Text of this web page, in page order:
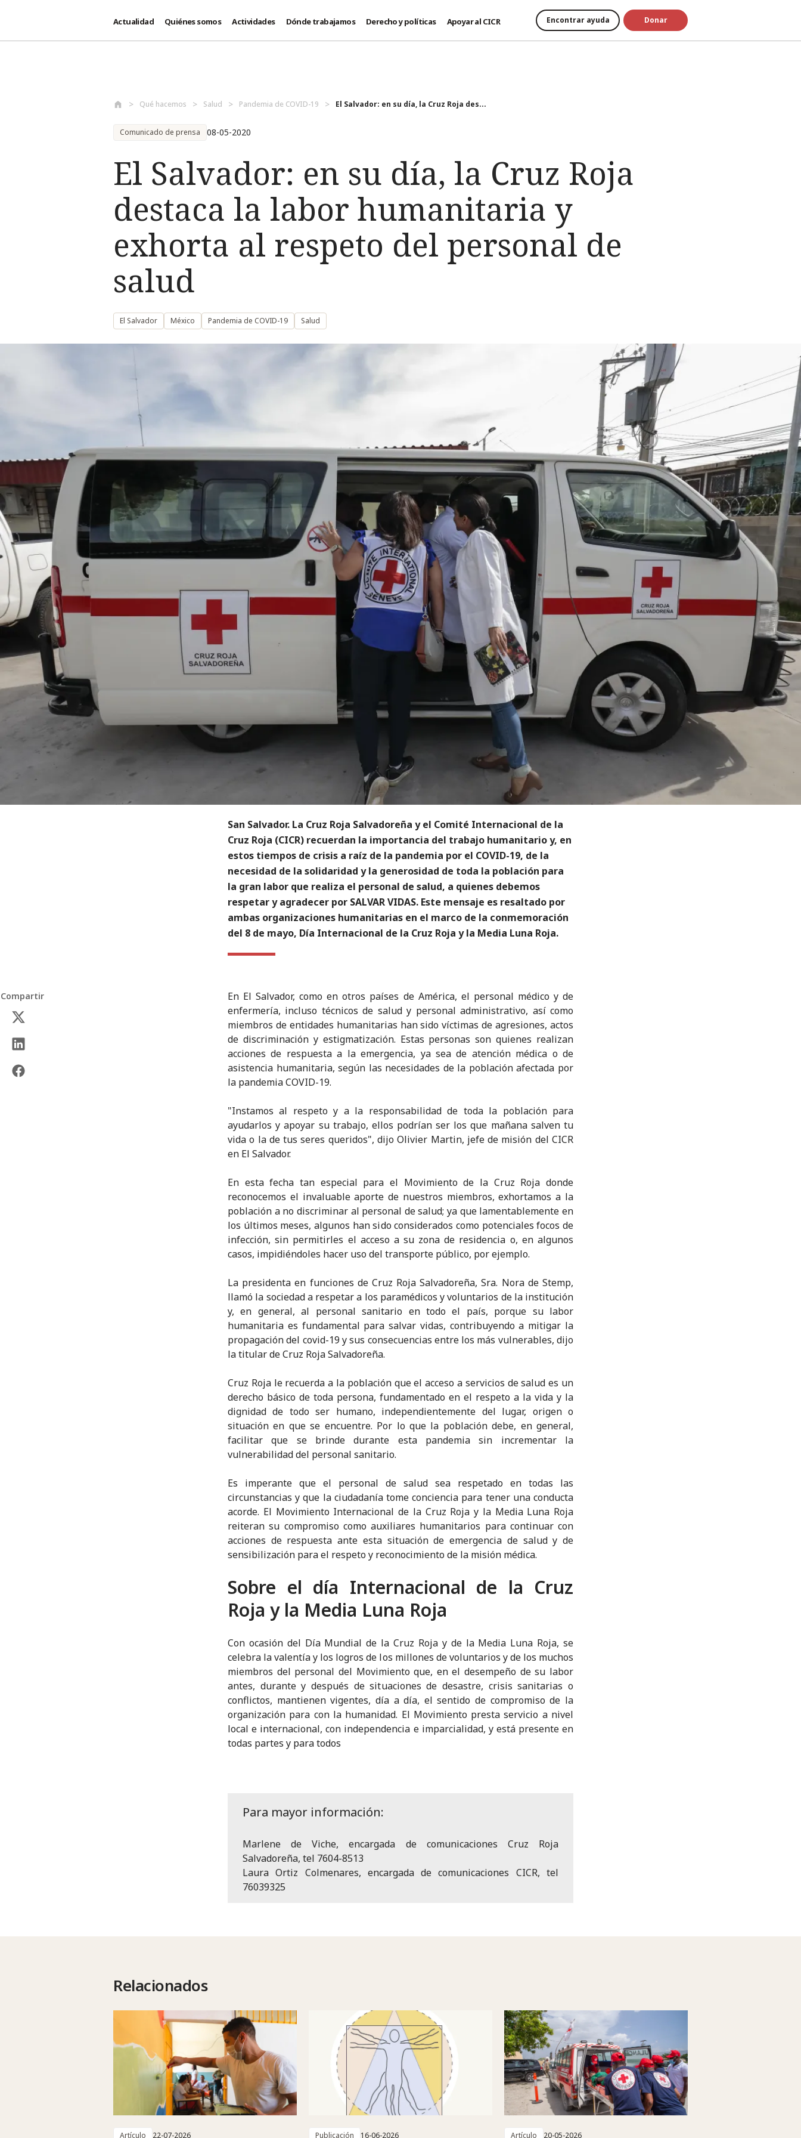
Actualidad Quiénes somos Actividades Dónde trabajamos Derecho y políticas Apoyar al CICR Encontrar ayuda Donar
Qué hacemos Salud Pandemia de COVID-19 El Salvador: en su día, la Cruz Roja des...
Comunicado de prensa 08-05-2020
El Salvador: en su día, la Cruz Roja
destaca la labor humanitaria y
exhorta al respeto del personal de
salud
El Salvador México Pandemia de COVID-19 Salud
San Salvador. La Cruz Roja Salvadoreña y el Comité Internacional de la
Cruz Roja (CICR) recuerdan la importancia del trabajo humanitario y, en
estos tiempos de crisis a raíz de la pandemia por el COVID-19, de la
necesidad de la solidaridad y la generosidad de toda la población para
la gran labor que realiza el personal de salud, a quienes debemos
respetar y agradecer por SALVAR VIDAS. Este mensaje es resaltado por
ambas organizaciones humanitarias en el marco de la conmemoración
del 8 de mayo, Día Internacional de la Cruz Roja y la Media Luna Roja.
Compartir
En El Salvador, como en otros países de América, el personal médico y de
enfermería, incluso técnicos de salud y personal administrativo, así como
miembros de entidades humanitarias han sido víctimas de agresiones, actos
de discriminación y estigmatización. Estas personas son quienes realizan
acciones de respuesta a la emergencia, ya sea de atención médica o de
asistencia humanitaria, según las necesidades de la población afectada por
la pandemia COVID-19.
"Instamos al respeto y a la responsabilidad de toda la población para
ayudarlos y apoyar su trabajo, ellos podrían ser los que mañana salven tu
vida o la de tus seres queridos", dijo Olivier Martin, jefe de misión del CICR
en El Salvador.
En esta fecha tan especial para el Movimiento de la Cruz Roja donde
reconocemos el invaluable aporte de nuestros miembros, exhortamos a la
población a no discriminar al personal de salud; ya que lamentablemente en
los últimos meses, algunos han sido considerados como potenciales focos de
infección, sin permitirles el acceso a su zona de residencia o, en algunos
casos, impidiéndoles hacer uso del transporte público, por ejemplo.
La presidenta en funciones de Cruz Roja Salvadoreña, Sra. Nora de Stemp,
llamó la sociedad a respetar a los paramédicos y voluntarios de la institución
y, en general, al personal sanitario en todo el país, porque su labor
humanitaria es fundamental para salvar vidas, contribuyendo a mitigar la
propagación del covid-19 y sus consecuencias entre los más vulnerables, dijo
la titular de Cruz Roja Salvadoreña.
Cruz Roja le recuerda a la población que el acceso a servicios de salud es un
derecho básico de toda persona, fundamentado en el respeto a la vida y la
dignidad de todo ser humano, independientemente del lugar, origen o
situación en que se encuentre. Por lo que la población debe, en general,
facilitar que se brinde durante esta pandemia sin incrementar la
vulnerabilidad del personal sanitario.
Es imperante que el personal de salud sea respetado en todas las
circunstancias y que la ciudadanía tome conciencia para tener una conducta
acorde. El Movimiento Internacional de la Cruz Roja y la Media Luna Roja
reiteran su compromiso como auxiliares humanitarios para continuar con
acciones de respuesta ante esta situación de emergencia de salud y de
sensibilización para el respeto y reconocimiento de la misión médica.
Sobre el día Internacional de la Cruz
Roja y la Media Luna Roja
Con ocasión del Día Mundial de la Cruz Roja y de la Media Luna Roja, se
celebra la valentía y los logros de los millones de voluntarios y de los muchos
miembros del personal del Movimiento que, en el desempeño de su labor
antes, durante y después de situaciones de desastre, crisis sanitarias o
conflictos, mantienen vigentes, día a día, el sentido de compromiso de la
organización para con la humanidad. El Movimiento presta servicio a nivel
local e internacional, con independencia e imparcialidad, y está presente en
todas partes y para todos
Para mayor información:
Marlene de Viche, encargada de comunicaciones Cruz Roja
Salvadoreña, tel 7604-8513
Laura Ortiz Colmenares, encargada de comunicaciones CICR, tel
76039325
Relacionados
Artículo 22-07-2026 Publicación 16-06-2026 Artículo 20-05-2026